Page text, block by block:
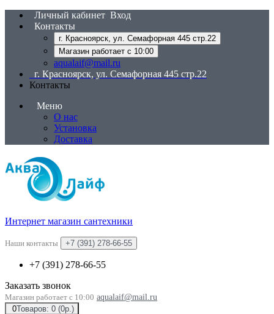
Личный кабинет Вход
Контакты
г. Красноярск, ул. Семафорная 445 стр.22
Магазин работает с 10:00
aqualaif@mail.ru
г. Красноярск, ул. Семафорная 445 стр.22
Контакты
Меню
О нас
Установка
Доставка
Интернет магазин сантехники
Наши контакты +7 (391) 278-66-55
+7 (391) 278-66-55
Заказать звонок
Магазин работает с 10:00 aqualaif@mail.ru
0Товаров: 0 (0р.)